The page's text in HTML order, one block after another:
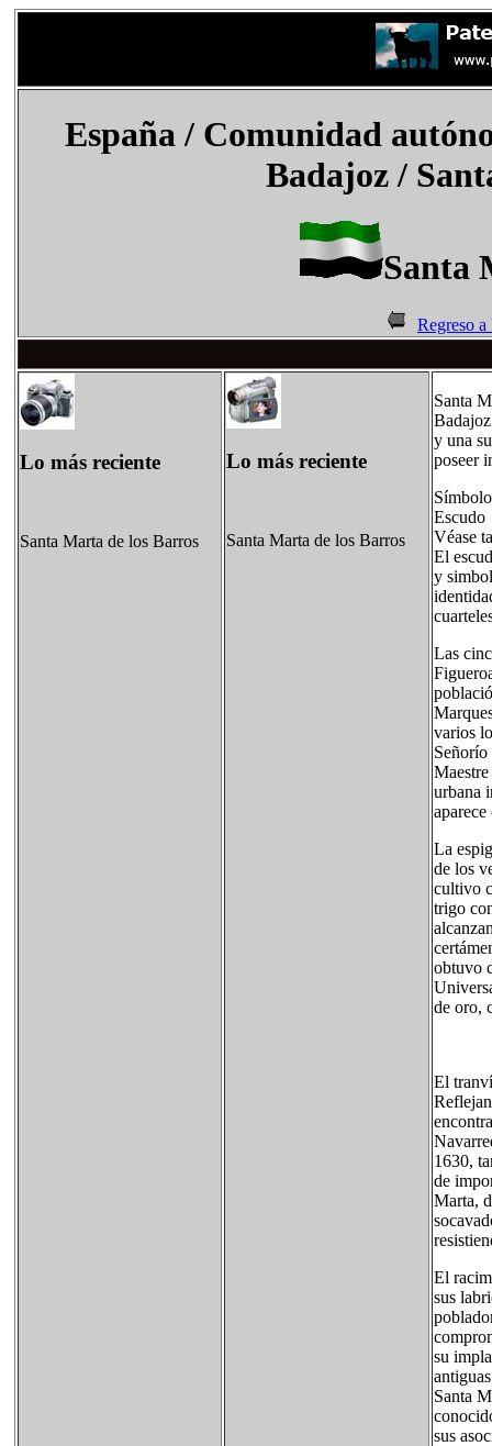
España/ Comunidad
Badajoz /
Santa
Regreso
Lo más reciente
Santa Marta de los Barros
Lo más reciente
Santa Marta de los Barros
Santa
y una
poseer
Escudo
Véase
El
y
Las
varios
urbana
La
de los
cultivo
trigo
obtuvo
de oro,
El
1630,
de
Marta,
El
sus
su
Santa
sus